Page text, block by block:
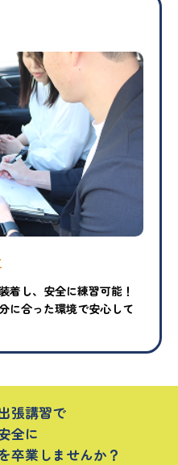
着し、安全に練習可能！
に合った環境で安心して
張講習で
全に
卒業しませんか？